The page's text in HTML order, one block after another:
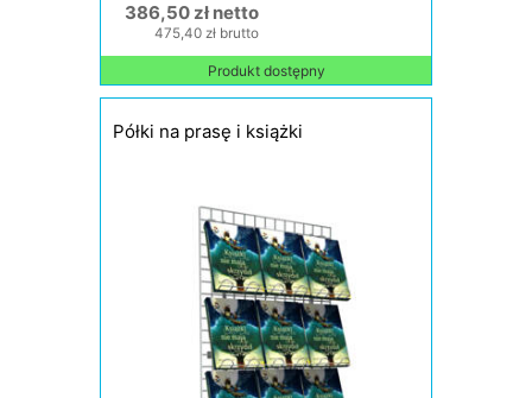
386,50 zł netto
475,40 zł brutto
Produkt dostępny
Półki na prasę i książki